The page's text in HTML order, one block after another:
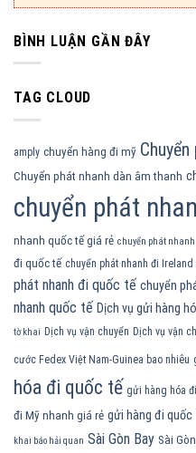
BÌNH LUẬN GẦN ĐÂY
TAG CLOUD
amply chuyển hàng đi mỹ
Chuyển phát nhanh dàn âm thanh
chuyển phát
nhanh quốc tế giá rẻ chuyển phát
đi quốc tế chuyển phát nhanh đi Ireland
phát nhanh đi quốc tế chuyển
nhanh quốc tế Dịch vụ gửi hàng
tờ khai Dịch vụ vận chuyển Dịch vụ vận
cước Fedex Việt Nam-Guinea bao nhiêu
hóa đi quốc tế gửi hàng hóa
đi Mỹ nhanh giá rẻ gửi hàng đi
khai báo hải quan Sài Gòn Bay Sài